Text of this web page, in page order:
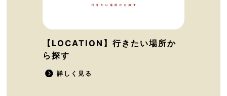
【LOCATION】行きたい場所か
ら探す
詳しく見る